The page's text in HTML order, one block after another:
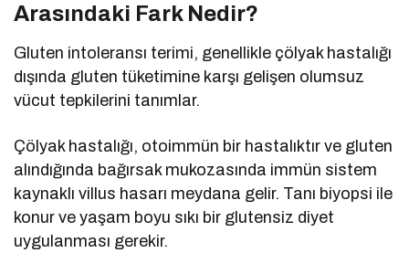
Arasındaki Fark Nedir?
Gluten intoleransı terimi, genellikle çölyak hastalığı
dışında gluten tüketimine karşı gelişen olumsuz
vücut tepkilerini tanımlar.
Çölyak hastalığı, otoimmün bir hastalıktır ve gluten
alındığında bağırsak mukozasında immün sistem
kaynaklı villus hasarı meydana gelir. Tanı biyopsi ile
konur ve yaşam boyu sıkı bir glutensiz diyet
uygulanması gerekir.